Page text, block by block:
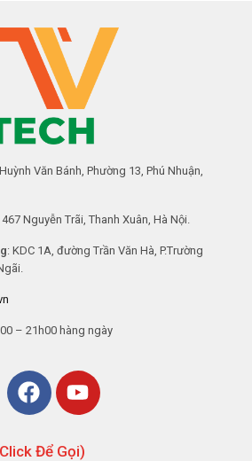
Văn Bánh, Phường 13, Phú Nhuận,
467 Nguyễn Trãi, Thanh Xuân, Hà Nội.
: KDC 1A, đường Trần Văn Hà, P.Trường
– 21h00 hàng ngày
Để Gọi)